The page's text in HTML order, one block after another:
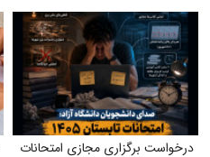
درخواست برگزاری مجازی امتحانات